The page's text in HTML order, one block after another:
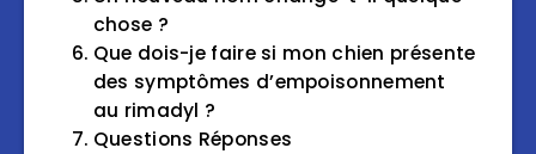
chose ?
Que dois-je faire si mon chien présente
des symptômes d’empoisonnement
au rimadyl ?
Questions Réponses